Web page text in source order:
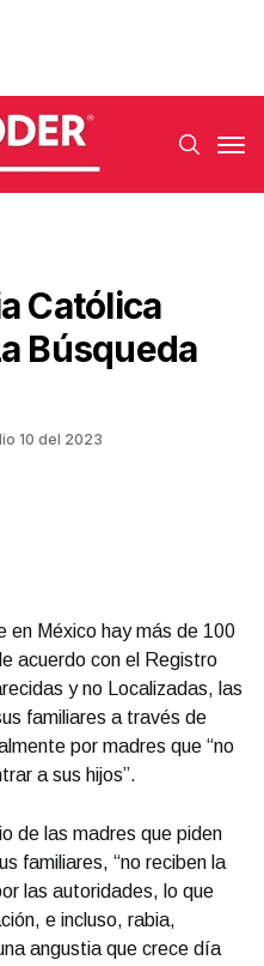
Católica
Búsqueda
10 del 2023
en México hay más de 100
acuerdo con el Registro
y no Localizadas, las
familiares a través de
por madres que “no
a sus hijos”.
de las madres que piden
familiares, “no reciben la
las autoridades, lo que
e incluso, rabia,
angustia que crece día